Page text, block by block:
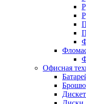
Офисная